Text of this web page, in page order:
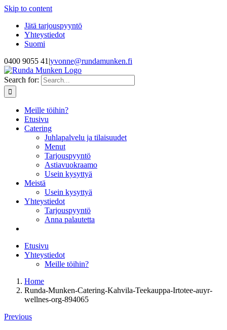
Skip to content
Jätä tarjouspyyntö
Yhteystiedot
Suomi
0400 9055 41 |yvonne@rundamunken.fi
Search for:
Meille töihin?
Etusivu
Catering
Juhlapalvelu ja tilaisuudet
Menut
Tarjouspyyntö
Astiavuokraamo
Usein kysyttyä
Meistä
Usein kysyttyä
Yhteystiedot
Tarjouspyyntö
Anna palautetta
Etusivu
Yhteystiedot
Meille töihin?
Home
Runda-Munken-Catering-Kahvila-Teekauppa-Irtotee-auyr-
wellnes-org-894065
Previous